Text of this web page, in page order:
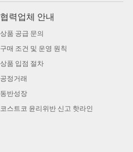
협력업체 안내
상품 공급 문의
구매 조건 및 운영 원칙
상품 입점 절차
공정거래
동반성장
코스트코 윤리위반 신고 핫라인